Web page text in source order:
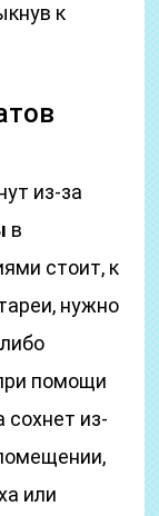
к
из-за
в
стоит, к
нужно
помощи
из-
или